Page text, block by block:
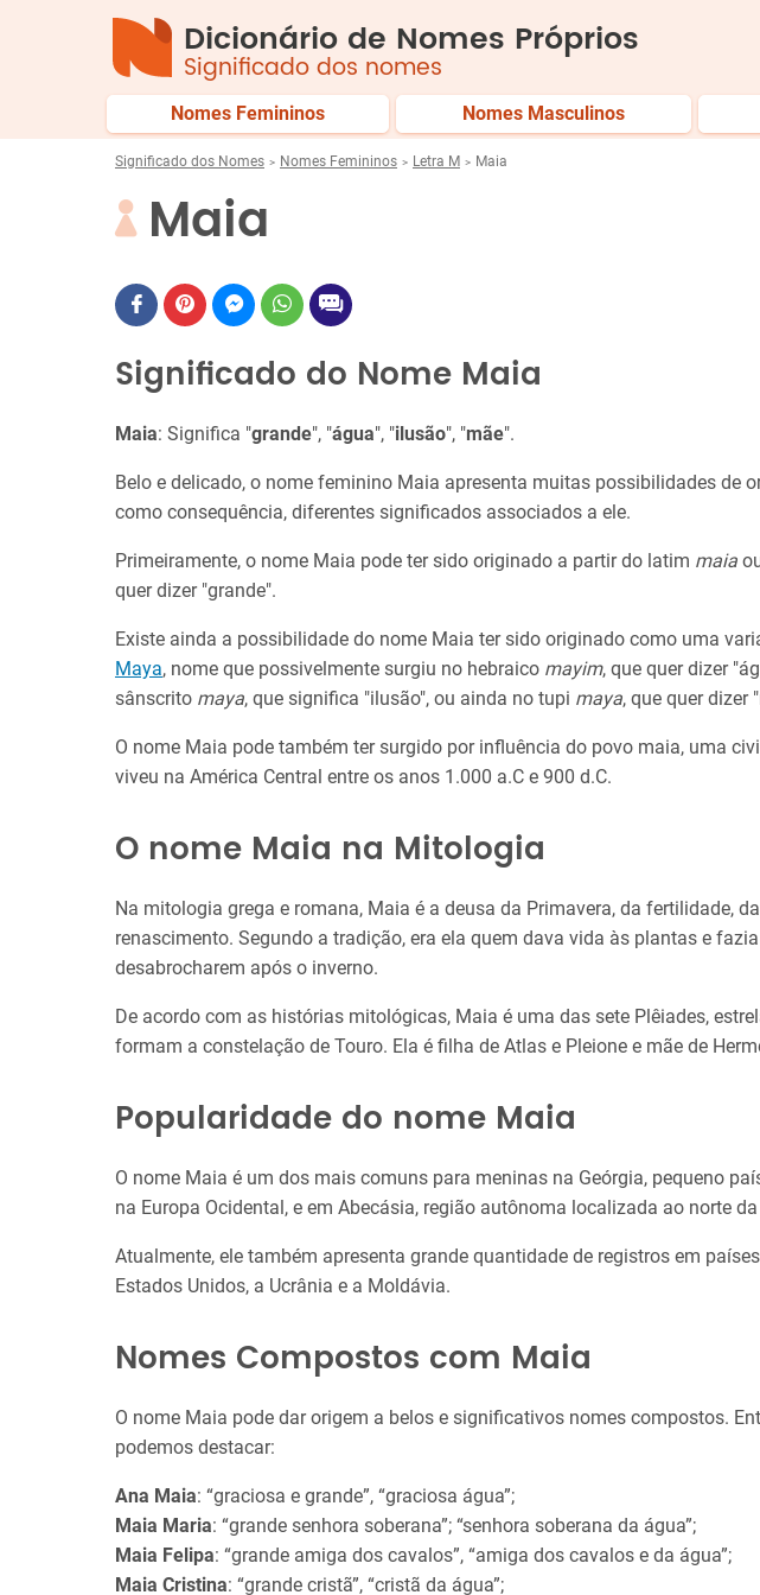
Dicionário de Nomes Próprios
Significado dos nomes
Nomes Femininos Nomes Masculinos
Significado dos Nomes Nomes Femininos Letra M Maia
Maia
Significado do Nome Maia
Maia: Significa "grande", "água", "ilusão", "mãe".
Belo e delicado, o nome feminino Maia apresenta muitas possibilidades de
como consequência, diferentes significados associados a ele.
Primeiramente, o nome Maia pode ter sido originado a partir do latim maia
quer dizer "grande".
Existe ainda a possibilidade do nome Maia ter sido originado como uma
Maya, nome que possivelmente surgiu no hebraico mayim, que quer dizer
sânscrito maya, que significa "ilusão", ou ainda no tupi maya, que quer dizer
O nome Maia pode também ter surgido por influência do povo maia, uma
viveu na América Central entre os anos 1.000 a.C e 900 d.C.
O nome Maia na Mitologia
Na mitologia grega e romana, Maia é a deusa da Primavera, da fertilidade,
renascimento. Segundo a tradição, era ela quem dava vida às plantas e
desabrocharem após o inverno.
De acordo com as histórias mitológicas, Maia é uma das sete Plêiades,
formam a constelação de Touro. Ela é filha de Atlas e Pleione e mãe de
Popularidade do nome Maia
O nome Maia é um dos mais comuns para meninas na Geórgia, pequeno
na Europa Ocidental, e em Abecásia, região autônoma localizada ao norte
Atualmente, ele também apresenta grande quantidade de registros em
Estados Unidos, a Ucrânia e a Moldávia.
Nomes Compostos com Maia
O nome Maia pode dar origem a belos e significativos nomes compostos.
podemos destacar:
Ana Maia: “graciosa e grande”, “graciosa água”;
Maia Maria: “grande senhora soberana”; “senhora soberana da água”;
Maia Felipa: “grande amiga dos cavalos”, “amiga dos cavalos e da água”;
Maia Cristina: “grande cristã”, “cristã da água”;